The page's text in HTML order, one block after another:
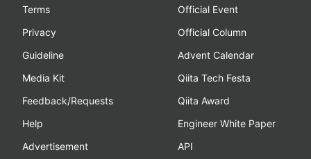
Terms
Privacy
Guideline
Media Kit
Feedback/Requests
Help
Advertisement
Official Event
Official Column
Advent Calendar
Qiita Tech Festa
Qiita Award
Engineer White Paper
API